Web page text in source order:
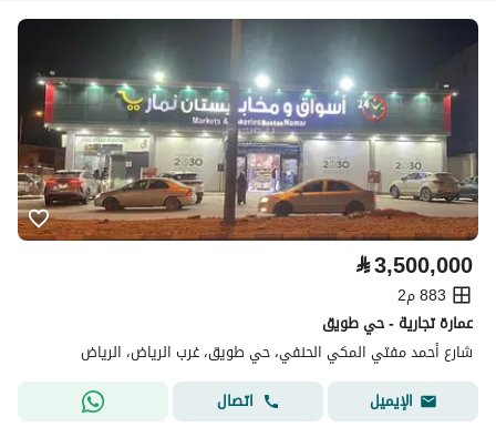
⃁3,500,000
883 م2
عمارة تجارية - حي طويق
شارع أحمد مفتي المكي الحنفي، حي طويق، غرب الرياض، الرياض
الإيميل
اتصال